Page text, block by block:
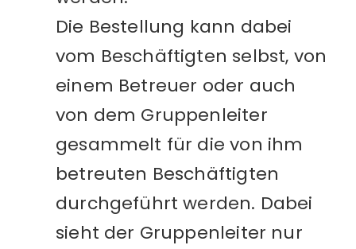
Die Bestellung kann dabei
vom Beschäftigten selbst, von
einem Betreuer oder auch
von dem Gruppenleiter
gesammelt für die von ihm
betreuten Beschäftigten
durchgeführt werden. Dabei
sieht der Gruppenleiter nur